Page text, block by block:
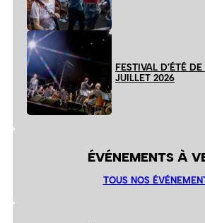
FESTIVAL D’ÉTÉ
JUILLET 2026
ÉVÉNEMENTS À
TOUS NOS